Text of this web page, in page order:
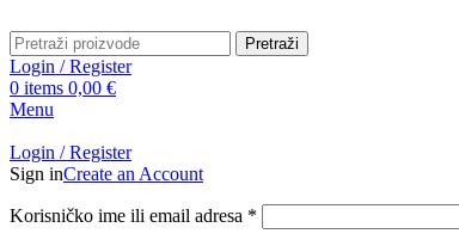
Pretraži
Login / Register
0 items 0,00 €
Menu
Login / Register
Sign inCreate an Account
Korisničko ime ili email adresa *